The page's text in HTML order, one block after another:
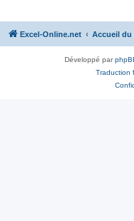
Excel-Online.net Accueil du
Développé par
Traduction